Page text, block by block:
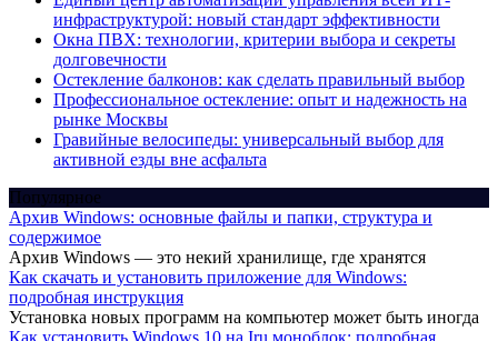
инфраструктурой: новый стандарт эффективности
Окна ПВХ: технологии, критерии выбора и секреты
долговечности
Остекление балконов: как сделать правильный выбор
Профессиональное остекление: опыт и надежность на
рынке Москвы
Гравийные велосипеды: универсальный выбор для
активной езды вне асфальта
Популярное
Архив Windows: основные файлы и папки, структура и
содержимое
Архив Windows — это некий хранилище, где хранятся
Как скачать и установить приложение для Windows:
подробная инструкция
Установка новых программ на компьютер может быть иногда
Как установить Windows 10 на Iru моноблок: подробная